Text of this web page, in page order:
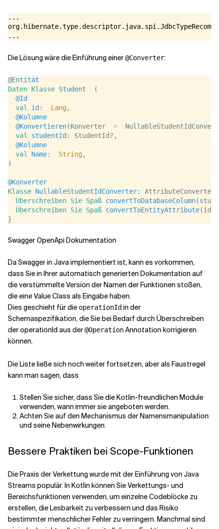
...
Die Lösung wäre die Einführung einer@Converter:
@Entität
Daten Klasse Student
  (
@Id
val
id : Lang,
@Kolumne
@Konvertieren(Konverter =
val
studentId : StudentId?,
@Kolumne
val
Name: String,
)
@Konverter
Klasse NullableStudentIdConverter: AttributeConverter
Überschreiben Sie Spaß convertToDatabaseColumn
Überschreiben Sie Spaß convertToEntityAttribute
}
Swagger OpenApi Dokumentation
Da Swagger in Java implementiert ist, kann es vorkommen,
dass Sie in Ihrer automatisch generierten Dokumentation auf
die verstümmelte Version der Namen der Funktionen stoßen,
die eine Value Class als Eingabe haben.
Dies geschieht für die operationId in der
Schemaspezifikation, die Sie bei Bedarf durch Überschreiben
der operationId aus der@OperationAnnotation korrigieren
können.
Die Liste ließe sich noch weiter fortsetzen, aber als Faustregel
kann man sagen, dass
Stellen Sie sicher, dass Sie die Kotlin-freundlichen Module
verwenden, wann immer sie angeboten werden.
Achten Sie auf den Mechanismus der Namensmanipulation
und seine Nebenwirkungen.
Bessere Praktiken bei Scope-Funktionen
Die Praxis der Verkettung wurde mit der Einführung von Java
Streams populär. In Kotlin können Sie Verkettungs- und
Bereichsfunktionen verwenden, um einzelne Codeblöcke zu
erstellen, die Lesbarkeit zu verbessern und das Risiko
bestimmter menschlicher Fehler zu verringern. Manchmal sind